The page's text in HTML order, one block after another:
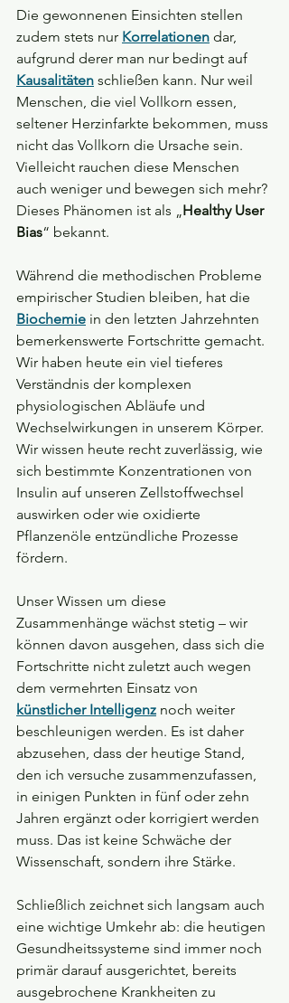
Die gewonnenen Einsichten stellen
zudem stets nur Korrelationen dar,
aufgrund derer man nur bedingt auf
Kausalitäten schließen kann. Nur weil
Menschen, die viel Vollkorn essen,
seltener Herzinfarkte bekommen, muss
nicht das Vollkorn die Ursache sein.
Vielleicht rauchen diese Menschen
auch weniger und bewegen sich mehr?
Dieses Phänomen ist als „ Healthy User
Bias“ bekannt.
Während die methodischen Probleme
empirischer Studien bleiben, hat die
Biochemie in den letzten Jahrzehnten
bemerkenswerte Fortschritte gemacht.
Wir haben heute ein viel tieferes
Verständnis der komplexen
physiologischen Abläufe und
Wechselwirkungen in unserem Körper.
Wir wissen heute recht zuverlässig, wie
sich bestimmte Konzentrationen von
Insulin auf unseren Zellstoffwechsel
auswirken oder wie oxidierte
Pflanzenöle entzündliche Prozesse
fördern.
Unser Wissen um diese
Zusammenhänge wächst stetig – wir
können davon ausgehen, dass sich die
Fortschritte nicht zuletzt auch wegen
dem vermehrten Einsatz von
künstlicher Intelligenz noch weiter
beschleunigen werden. Es ist daher
abzusehen, dass der heutige Stand,
den ich versuche zusammenzufassen,
in einigen Punkten in fünf oder zehn
Jahren ergänzt oder korrigiert werden
muss. Das ist keine Schwäche der
Wissenschaft, sondern ihre Stärke.
Schließlich zeichnet sich langsam auch
eine wichtige Umkehr ab: die heutigen
Gesundheitssysteme sind immer noch
primär darauf ausgerichtet, bereits
ausgebrochene Krankheiten zu